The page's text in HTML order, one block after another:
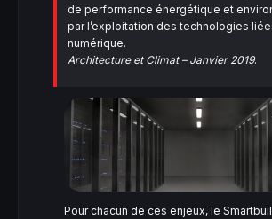
de performance énergétique et
par l’exploitation des technologies
numérique.
Architecture et Climat – Janvier 2019.
Pour chacun de ces enjeux, le